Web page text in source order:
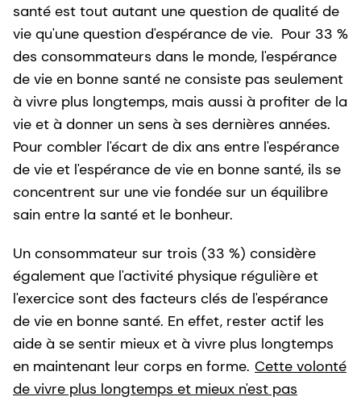
santé est tout autant une question de qualité de
vie qu'une question d'espérance de vie. Pour 33 %
des consommateurs dans le monde, l'espérance
de vie en bonne santé ne consiste pas seulement
à vivre plus longtemps, mais aussi à profiter de la
vie et à donner un sens à ses dernières années.
Pour combler l'écart de dix ans entre l'espérance
de vie et l'espérance de vie en bonne santé, ils se
concentrent sur une vie fondée sur un équilibre
sain entre la santé et le bonheur.
Un consommateur sur trois (33 %) considère
également que l'activité physique régulière et
l'exercice sont des facteurs clés de l'espérance
de vie en bonne santé. En effet, rester actif les
aide à se sentir mieux et à vivre plus longtemps
en maintenant leur corps en forme. Cette volonté
de vivre plus longtemps et mieux n'est pas